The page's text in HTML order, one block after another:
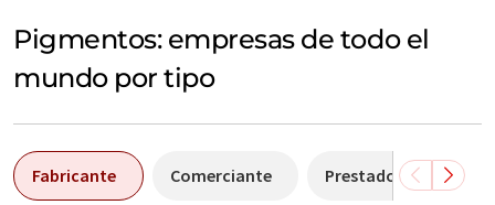
Pigmentos: empresas de todo el
mundo por tipo
Fabricante Comerciante Prestador de